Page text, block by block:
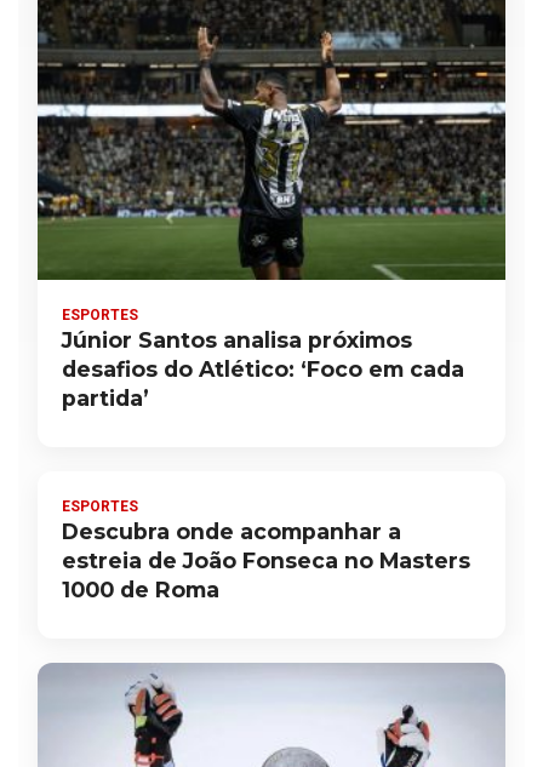
ESPORTES
Júnior Santos analisa próximos
desafios do Atlético: ‘Foco em cada
partida’
ESPORTES
Descubra onde acompanhar a
estreia de João Fonseca no Masters
1000 de Roma